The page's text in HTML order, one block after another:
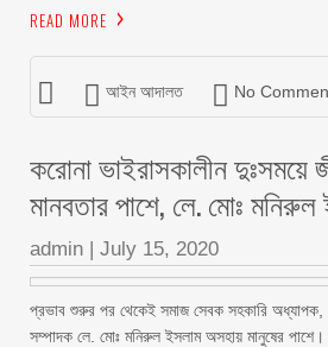
READ MORE
আইন আদালত No
করোনা ভাইরাসকালীন দুঃসময়ে
মানবতার পাশে, লে. মোঃ
admin | July 15, 2020
প্রভাব শুরুর পর থেকেই সমাজ সেবক সহকারি অধ্যাপক,
সম্পাদক লে. মোঃ মনিরুল ইসলাম অসহায় মানুষের